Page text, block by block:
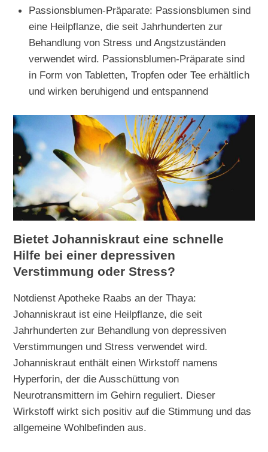
Passionsblumen-Präparate: Passionsblumen sind
eine Heilpflanze, die seit Jahrhunderten zur
Behandlung von Stress und Angstzuständen
verwendet wird. Passionsblumen-Präparate sind
in Form von Tabletten, Tropfen oder Tee erhältlich
und wirken beruhigend und entspannend
Bietet Johanniskraut eine schnelle
Hilfe bei einer depressiven
Verstimmung oder Stress?
Notdienst Apotheke Raabs an der Thaya:
Johanniskraut ist eine Heilpflanze, die seit
Jahrhunderten zur Behandlung von depressiven
Verstimmungen und Stress verwendet wird.
Johanniskraut enthält einen Wirkstoff namens
Hyperforin, der die Ausschüttung von
Neurotransmittern im Gehirn reguliert. Dieser
Wirkstoff wirkt sich positiv auf die Stimmung und das
allgemeine Wohlbefinden aus.